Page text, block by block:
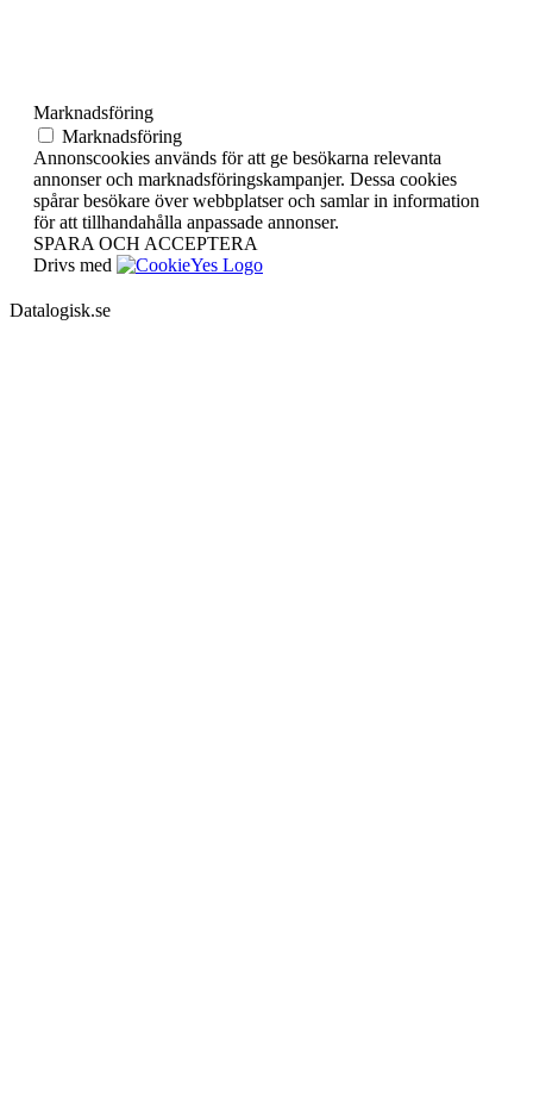
Marknadsföring
Marknadsföring
Annonscookies används för att ge besökarna relevanta
annonser och marknadsföringskampanjer. Dessa cookies
spårar besökare över webbplatser och samlar in information
för att tillhandahålla anpassade annonser.
SPARA OCH ACCEPTERA
Drivs med
Datalogisk.se